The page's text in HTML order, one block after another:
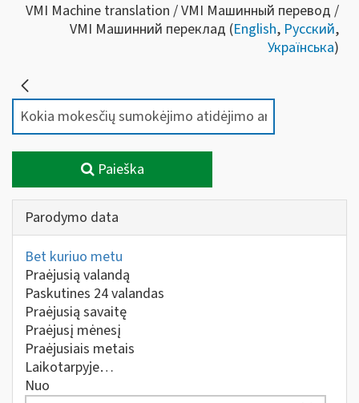
VMI Machine translation / VMI Машинный перевод /
VMI Машинний переклад (English, Русский,
Українська)
Paieška
Parodymo data
Bet kuriuo metu
Praėjusią valandą
Paskutines 24 valandas
Praėjusią savaitę
Praėjusį mėnesį
Praėjusiais metais
Laikotarpyje…
Nuo